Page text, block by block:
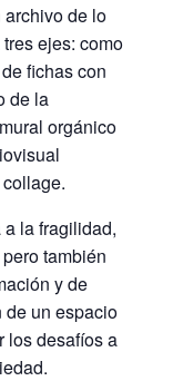
de lo
ejes: como
fichas con
de la
orgánico
la fragilidad,
también
y de
de un espacio
los desafíos a